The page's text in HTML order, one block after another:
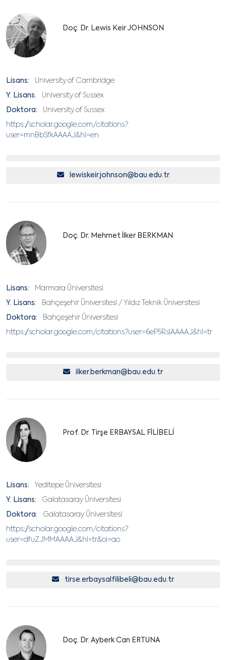
Doç. Dr. Lewis Keir JOHNSON
Lisans: University of Cambridge
Y. Lisans: University of Sussex
Doktora: University of Sussex
https://scholar.google.com/citations?
user=mnBbSfkAAAAJ&hl=en
lewiskeir.johnson@bau.edu.tr
Doç. Dr. Mehmet İlker BERKMAN
Lisans: Marmara Üniversitesi
Y. Lisans: Bahçeşehir Üniversitesi / Yıldız Teknik Üniversitesi
Doktora: Bahçeşehir Üniversitesi
https://scholar.google.com/citations?user=6eP5RsIAAAAJ&hl=tr
ilker.berkman@bau.edu.tr
Prof. Dr. Tirşe ERBAYSAL FİLİBELİ
Lisans: Yeditepe Üniversitesi
Y. Lisans: Galatasaray Üniversitesi
Doktora: Galatasaray Üniversitesi
https://scholar.google.com/citations?
user=dfuZJMMAAAAJ&hl=tr&oi=ao
tirse.erbaysalfilibeli@bau.edu.tr
Doç. Dr. Ayberk Can ERTUNA